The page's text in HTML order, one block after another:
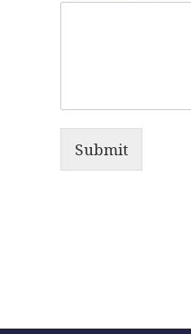
Submit